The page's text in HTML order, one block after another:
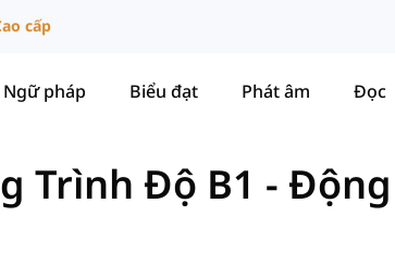
cấp
Ngữ pháp Biểu đạt Phát âm Đọc
Trình Độ B1 - Động